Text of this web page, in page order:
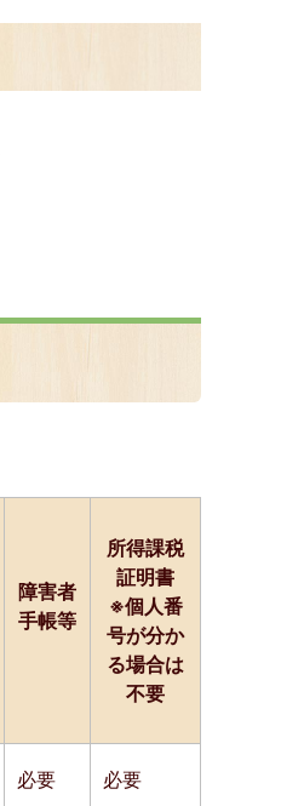
障害者
手帳等
所得課税
証明書
※個人番
号が分か
る場合は
不要
必要 必要